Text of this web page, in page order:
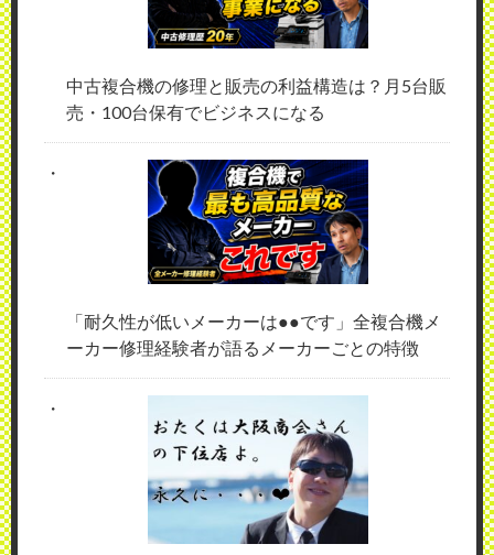
中古複合機の修理と販売の利益構造は？月5台販
売・100台保有でビジネスになる
「耐久性が低いメーカーは●●です」全複合機メ
ーカー修理経験者が語るメーカーごとの特徴